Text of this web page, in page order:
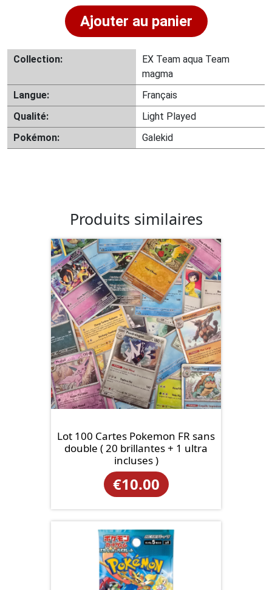
Ajouter au panier
Collection:
EX Team aqua Team
magma
Langue:
Français
Qualité:
Light Played
Pokémon:
Galekid
Produits similaires
Lot 100 Cartes Pokemon FR sans
double ( 20 brillantes + 1 ultra
incluses )
€10.00